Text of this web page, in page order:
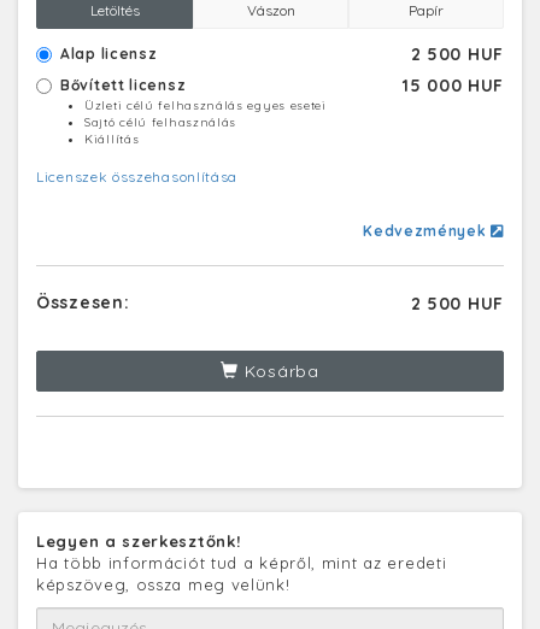
Letöltés Vászon Papír
Alap licensz 2 500 HUF
Bővített licensz 15 000 HUF
Üzleti célú felhasználás egyes esetei
Sajtó célú felhasználás
Kiállítás
Licenszek összehasonlítása
Kedvezmények
Összesen: 2 500 HUF
Kosárba
Legyen a szerkesztőnk!
Ha több információt tud a képről, mint az eredeti
képszöveg, ossza meg velünk!